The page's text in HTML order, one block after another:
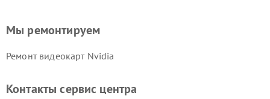
Мы ремонтируем
Ремонт видеокарт Nvidia
Контакты сервис центра